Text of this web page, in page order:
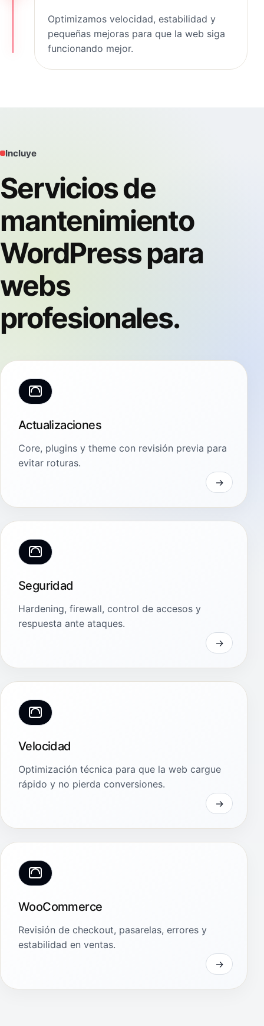
Optimizamos velocidad, estabilidad y
pequeñas mejoras para que la web siga
funcionando mejor.
Incluye
Servicios de
mantenimiento
WordPress para
webs
profesionales.
Actualizaciones
Core, plugins y theme con revisión previa para
evitar roturas.
Seguridad
Hardening, firewall, control de accesos y
respuesta ante ataques.
Velocidad
Optimización técnica para que la web cargue
rápido y no pierda conversiones.
WooCommerce
Revisión de checkout, pasarelas, errores y
estabilidad en ventas.